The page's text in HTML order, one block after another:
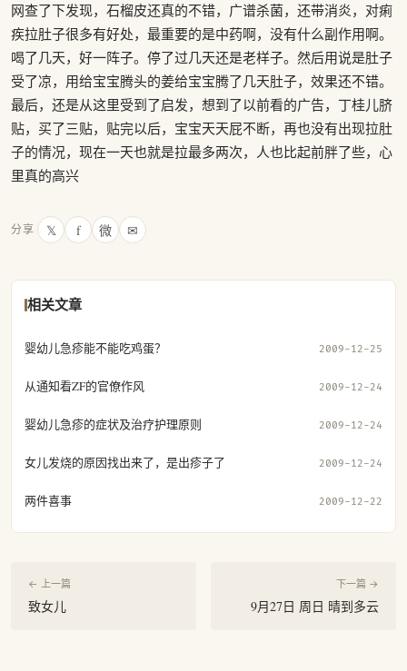
网查了下发现，石榴皮还真的不错，广谱杀菌，还带消炎，对痢
疾拉肚子很多有好处，最重要的是中药啊，没有什么副作用啊。
喝了几天，好一阵子。停了过几天还是老样子。然后用说是肚子
受了凉，用给宝宝腾头的姜给宝宝腾了几天肚子，效果还不错。
最后，还是从这里受到了启发，想到了以前看的广告，丁桂儿脐
贴，买了三贴，贴完以后，宝宝天天屁不断，再也没有出现拉肚
子的情况，现在一天也就是拉最多两次，人也比起前胖了些，心
里真的高兴
分享 𝕏 f 微 ✉
相关文章
婴幼儿急疹能不能吃鸡蛋？ 2009-12-25
从通知看ZF的官僚作风 2009-12-24
婴幼儿急疹的症状及治疗护理原则 2009-12-24
女儿发烧的原因找出来了，是出疹子了 2009-12-24
两件喜事 2009-12-22
← 上一篇
致女儿
下一篇 →
9月27日 周日 晴到多云